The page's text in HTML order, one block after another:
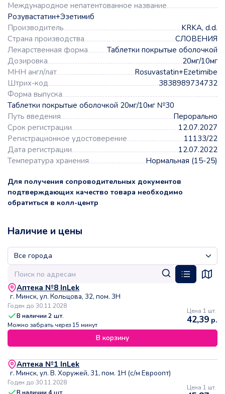
Международное непатентованное название
Розувастатин+Эзетимиб
Производитель
KRKA, d.d.
Страна производства
СЛОВЕНИЯ
Лекарственная форма
Таблетки покрытые оболочкой
Дозировка
20мг/10мг
МНН англ/лат
Rosuvastatin+Ezetimibe
Штрих-код
3838989734732
Форма выпуска
Таблетки покрытые оболочкой 20мг/10мг №30
Путь введения
Перорально
Срок регистрации
12.07.2027
Регистрационное удостоверение
11133/22
Дата регистрации
12.07.2022
Температура хранения
Нормальная (15-25)
Для получения сопроводительных документов
подтверждающих качество товара необходимо
обратиться в колл-центр
Наличие и цены
Аптека №8 InLek
г. Минск, ул. Кольцова, 32, пом. 3Н
Годен до 30.11.2028
В наличии2 шт.
Можно забрать через 15 минут
Цена 1 шт.
42,39 р.
В корзину
Аптека №1 InLek
г. Минск, ул. В. Хоружей, 31, пом. 1Н (с/м Евроопт)
Годен до 30.11.2028
Цена 1 шт.